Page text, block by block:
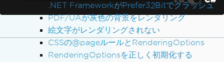
.NET FrameworkがPrefer32Bitでクラッシュ
PDF/UAが灰色の背景をレンダリング
絵文字がレンダリングされない
CSSの@pageルールとRenderingOptions
RenderingOptionsを正しく初期化する